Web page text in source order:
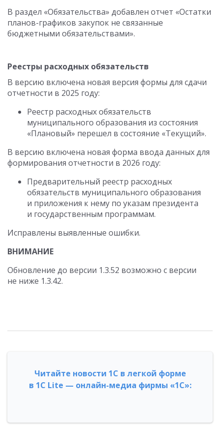
В раздел «Обязательства» добавлен отчет «Остатки
планов-графиков закупок не связанные
бюджетными обязательствами».
Реестры расходных обязательств
В версию включена новая версия формы для сдачи
отчетности в 2025 году:
Реестр расходных обязательств
муниципального образования из состояния
«Плановый» перешел в состояние «Текущий».
В версию включена новая форма ввода данных для
формирования отчетности в 2026 году:
Предварительный реестр расходных
обязательств муниципального образования
и приложения к нему по указам президента
и государственным программам.
Исправлены выявленные ошибки.
ВНИМАНИЕ
Обновление до версии 1.3.52 возможно с версии
не ниже 1.3.42.
Читайте новости 1С в легкой форме
в 1С Lite — онлайн-медиа фирмы «1С»: